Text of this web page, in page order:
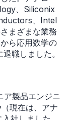
、Siliconix
、Intel
まざまな業務
ら応用数学の
職しました。
製品エンジニ
現在は、アナ